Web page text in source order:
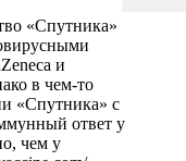
«Спутника»
и
в чем-то
«Спутника» с
ответ у
чем у